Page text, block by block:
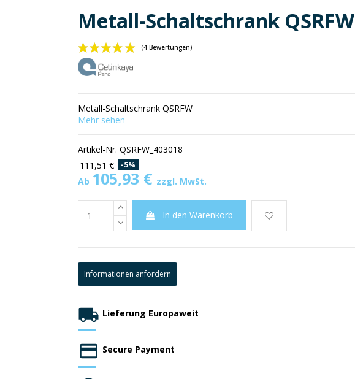
Metall-Schaltschrank QSRFW
Metall-Schaltschrank QSRFW
Mehr sehen
Artikel-Nr. QSRFW_403018
111,51 €
-5%
Ab 105,93 € zzgl. MwSt.
In den Warenkorb
Informationen anfordern
Lieferung Europaweit
Secure Payment